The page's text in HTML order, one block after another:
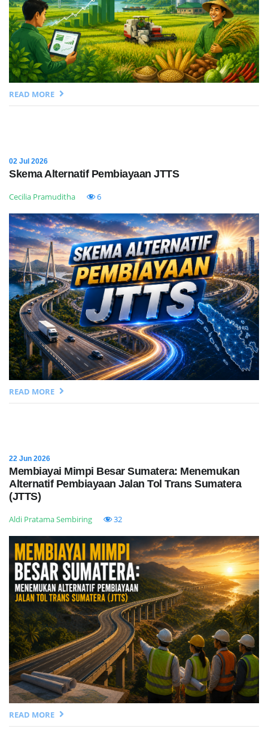
READ MORE
02 Jul 2026
Skema Alternatif Pembiayaan JTTS
Cecilia Pramuditha 6
READ MORE
22 Jun 2026
Membiayai Mimpi Besar Sumatera: Menemukan
Alternatif Pembiayaan Jalan Tol Trans Sumatera
(JTTS)
Aldi Pratama Sembiring 32
READ MORE